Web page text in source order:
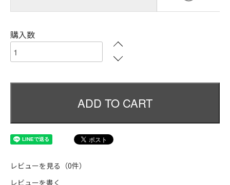
購入数
ADD TO CART
レビューを見る（0件）
レビューを書く